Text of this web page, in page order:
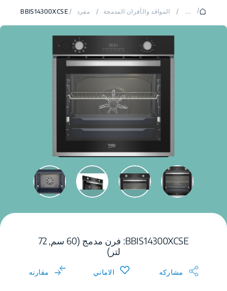
/
...
/ المواقد والأفران المدمجة / مفرد /
BBIS14300XCSE
BBIS14300XCSE: فرن مدمج (60 سم, 72
لتر)
مشاركه الاماني مقارنه